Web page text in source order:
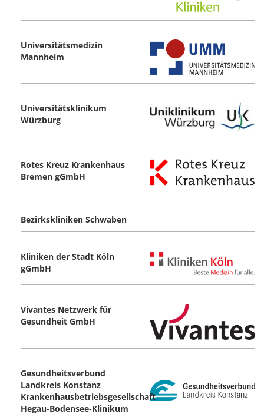
Universitätsmedizin
Mannheim
Universitätsklinikum
Würzburg
Rotes Kreuz Krankenhaus
Bremen gGmbH
Bezirkskliniken Schwaben
Kliniken der Stadt Köln
gGmbH
Vivantes Netzwerk für
Gesundheit GmbH
Gesundheitsverbund
Landkreis Konstanz
Krankenhausbetriebsgesellschaft
Hegau-Bodensee-Klinikum